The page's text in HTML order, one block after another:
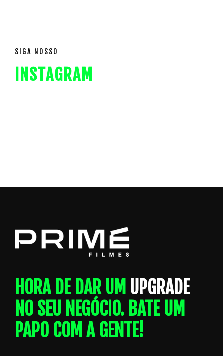
SIGA NOSSO
INSTAGRAM
HORA DE DAR UM UPGRADE
NO SEU NEGÓCIO. BATE UM
PAPO COM A GENTE!